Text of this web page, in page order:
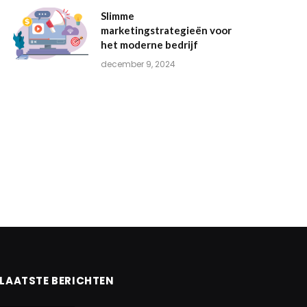
Slimme
marketingstrategieën voor
het moderne bedrijf
december 9, 2024
LAATSTE BERICHTEN